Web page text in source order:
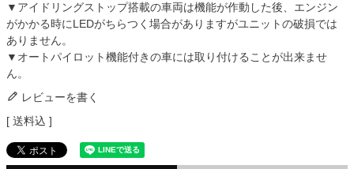
▼アイドリングストップ搭載の車両は機能が作動した後、エンジン
がかかる時にLEDがちらつく場合がありますがユニットの破損では
ありません。
▼オートパイロット機能付きの車には取り付けることが出来ませ
ん。
レビューを書く
送料込